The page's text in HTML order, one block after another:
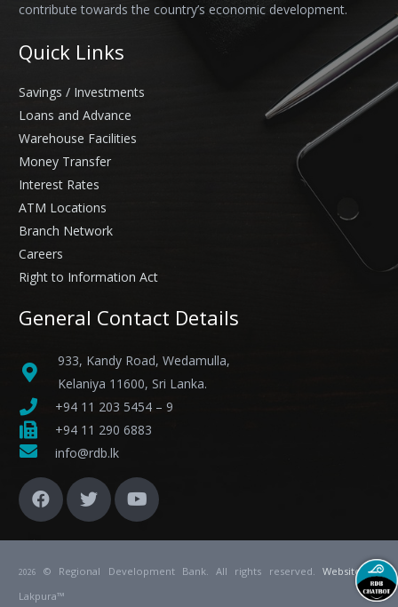
contribute towards the country’s economic development.
Quick Links
Savings / Investments
Loans and Advance
Warehouse Facilities
Money Transfer
Interest Rates
ATM Locations
Branch Network
Careers
Right to Information Act
General Contact Details
933, Kandy Road, Wedamulla,
Kelaniya 11600, Sri Lanka.
+94 11 203 5454 – 9
+94 11 290 6883
info@rdb.lk
2026 © Regional Development Bank. All rights reserved. Websiteby
Lakpura™